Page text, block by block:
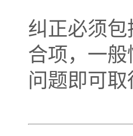
纠正必须
合项，一
问题即可